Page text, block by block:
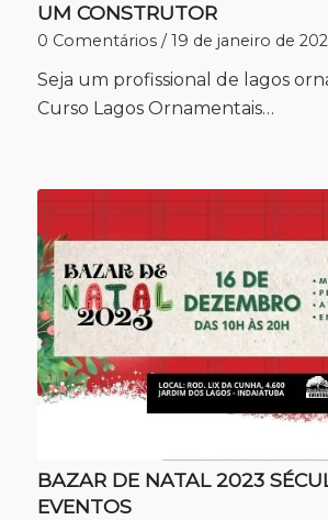
UM CONSTRUTOR
0 Comentários / 19 de janeiro de
Seja um profissional de lagos
Curso Lagos Ornamentais…
BAZAR DE NATAL 2023
EVENTOS